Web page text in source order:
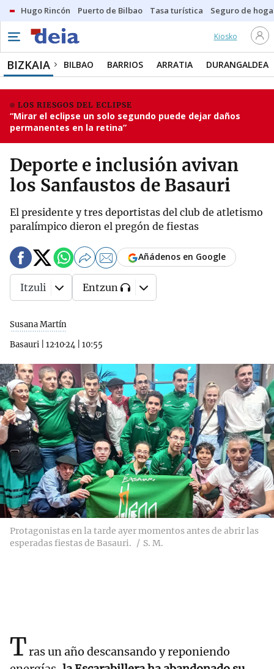
Hugo Rincón Puerto de Bilbao Tasa turística Seguro de
Kiosko
BIZKAIA BILBAO BARRIOS ARRATIA DURANGALDEA
LOS RIESGOS DEL ECLIPSE
“Mirar el eclipse un solo segundo puede dejar daños
permanentes en la retina”
Deporte e inclusión avivan
los Sanfaustos de Basauri
El presidente y tres deportistas del club de atletismo
paralímpico dieron el pregón de fiestas
Susana Martín
Basauri
12·10·24 10:55
Añádenos en Google
Itzuli Entzun
Protagonistas en la tarde ayer momentos antes de abrir las
esperadas fiestas de Basauri.
S. M.
Tras un año descansando y reponiendo